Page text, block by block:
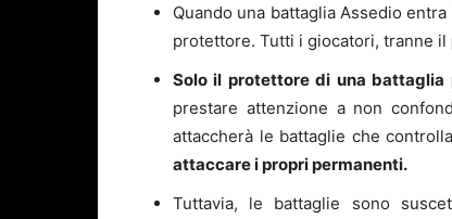
Quando una battaglia Assedio
protettore. Tutti i giocatori, tranne il
Solo il protettore di una
prestare attenzione a non
attaccherà le battaglie che
attaccare i propri permanenti.
Tuttavia, le battaglie sono